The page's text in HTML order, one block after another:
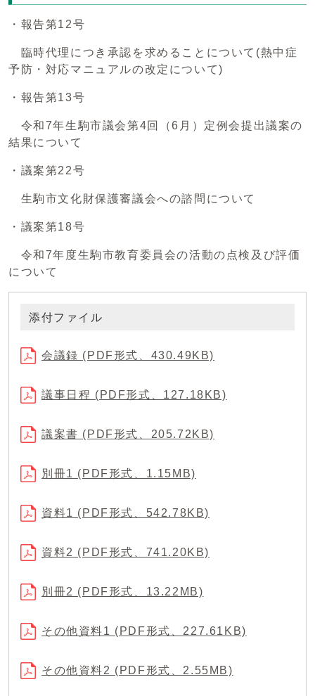
・報告第12号
臨時代理につき承認を求めることについて(熱中症
予防・対応マニュアルの改定について)
・報告第13号
令和7年生駒市議会第4回（6月）定例会提出議案の
結果について
・議案第22号
生駒市文化財保護審議会への諮問について
・議案第18号
令和7年度生駒市教育委員会の活動の点検及び評価
について
添付ファイル
会議録 (PDF形式、430.49KB)
議事日程 (PDF形式、127.18KB)
議案書 (PDF形式、205.72KB)
別冊1 (PDF形式、1.15MB)
資料1 (PDF形式、542.78KB)
資料2 (PDF形式、741.20KB)
別冊2 (PDF形式、13.22MB)
その他資料1 (PDF形式、227.61KB)
その他資料2 (PDF形式、2.55MB)